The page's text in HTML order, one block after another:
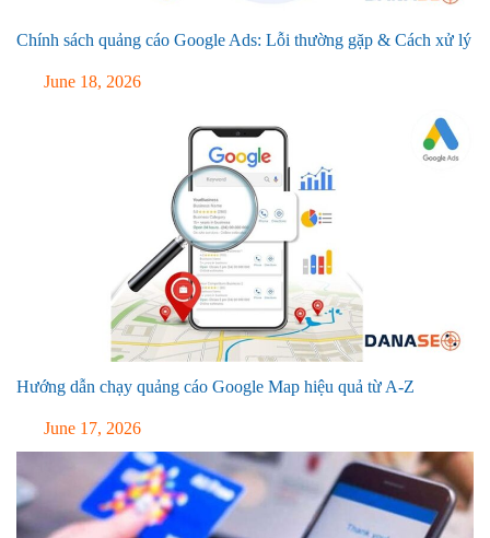
Chính sách quảng cáo Google Ads: Lỗi thường gặp & Cách xử lý
June 18, 2026
Hướng dẫn chạy quảng cáo Google Map hiệu quả từ A-Z
June 17, 2026